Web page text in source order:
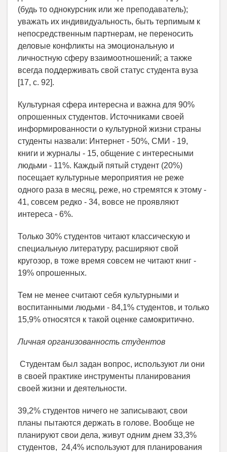
(будь то однокурсник или же преподаватель);
уважать их индивидуальность, быть терпимым к
непосредственным партнерам, не переносить
деловые конфликты на эмоциональную и
личностную сферу взаимоотношений; а также
всегда поддерживать свой статус студента вуза
[17, с. 92].
Культурная сфера интересна и важна для 90%
опрошенных студентов. Источниками своей
информированности о культурной жизни страны
студенты назвали: Интернет - 50%, СМИ - 19,
книги и журналы - 15, общение с интересными
людьми - 11%. Каждый пятый студент (20%)
посещает культурные мероприятия не реже
одного раза в месяц, реже, но стремятся к этому -
41, совсем редко - 34, вовсе не проявляют
интереса - 6%.
Только 30% студентов читают классическую и
специальную литературу, расширяют свой
кругозор, в тоже время совсем не читают книг -
19% опрошенных.
Тем не менее считают себя культурными и
воспитанными людьми - 84,1% студентов, и только
15,9% относятся к такой оценке самокритично.
Личная организованность студентов
Студентам был задан вопрос, используют ли они
в своей практике инструменты планирования
своей жизни и деятельности.
39,2% студентов ничего не записывают, свои
планы пытаются держать в голове. Вообще не
планируют свои дела, живут одним днем 33,3%
студентов, 24,4% используют для планирования